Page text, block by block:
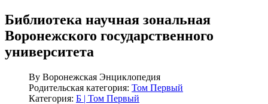
Библиотека научная зональная
Воронежского государственного
университета
By Воронежская Энциклопедия
Родительская категория: Том Первый
Категория: Б | Том Первый